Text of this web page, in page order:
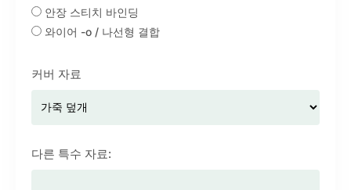
안장 스티치 바인딩
와이어 -o / 나선형 결합
커버 자료
다른 특수 자료: